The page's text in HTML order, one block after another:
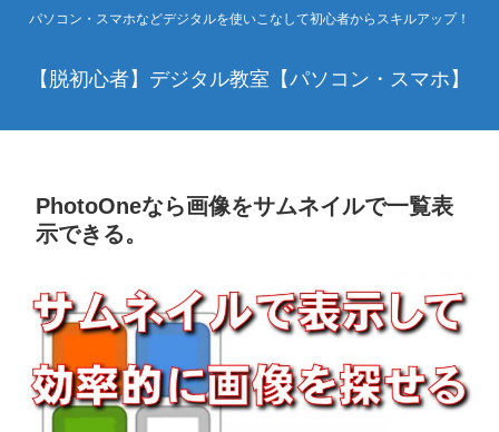
パソコン・スマホなどデジタルを使いこなして初心者からスキルアップ！
【脱初心者】デジタル教室【パソコン・スマホ】
PhotoOneなら画像をサムネイルで一覧表
示できる。